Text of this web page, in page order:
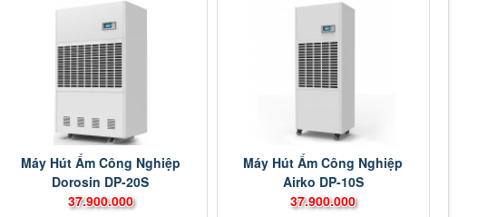
Máy Hút Ẩm Công Nghiệp
Dorosin DP-20S
37.900.000
Máy Hút Ẩm Công Nghiệp
Airko DP-10S
37.900.000